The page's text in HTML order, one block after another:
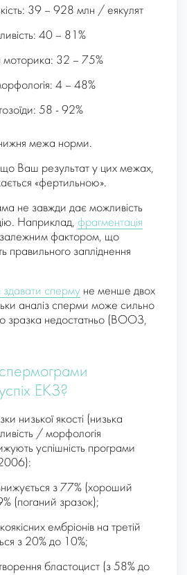
39 – 928 млн / еякулят
40 – 81%
моторика: 32 – 75%
4 – 48%
58 ​​- 92%
межа норми.
Ваш результат у цих межах,
«фертильною».
не завжди дає можливість
Наприклад, фрагментація
фактором, що
правильного запліднення
здавати сперму не менше двох
аналіз сперми може сильно
зразка недостатньо (ВООЗ,
ЕКЗ?
низької якості (низька
/ морфологія
успішність програми
з 77% (хороший
(поганий зразок);
ембріонів на третій
з 20% до 10%;
бластоцист (з 58% до